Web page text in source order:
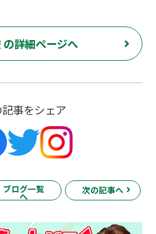
の詳細ページへ
記事をシェア
ブログ一覧
へ
次の記事へ